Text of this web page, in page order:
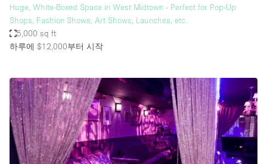
Huge, White-Boxed Space in West Midtown - Perfect for Pop-Up
Shops, Fashion Shows, Art Shows, Launches, etc.
5,000 sq ft
하루에 $12,000부터 시작